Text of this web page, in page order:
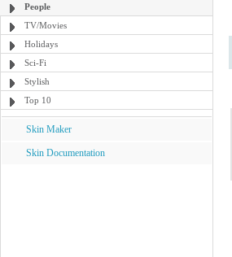
People
TV/Movies
Holidays
Sci-Fi
Stylish
Top 10
Skin Maker
Skin Documentation